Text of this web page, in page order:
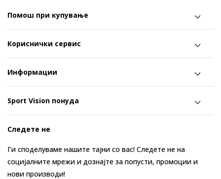
Помош при купување
Кориснички сервис
Информации
Sport Vision понуда
Следете не
Ги споделуваме нашите тајни со вас! Следете не на
социјалните мрежи и дознајте за попусти, промоции и
нови производи!